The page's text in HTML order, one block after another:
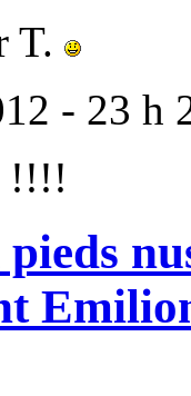
T.
- 23 h
!!!!